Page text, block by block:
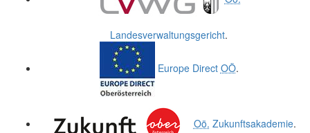
Landesverwaltungsgericht.
Europe Direct OÖ.
Oö. Zukunftsakademie.